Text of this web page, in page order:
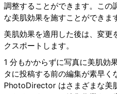
調整することができます。この
な美肌効果を施すことができま
美肌効果を適用した後は、変
クスポートします。
1 分もかからずに写真に美肌効
タに投稿する前の編集が素早く
PhotoDirector はさまざまな美